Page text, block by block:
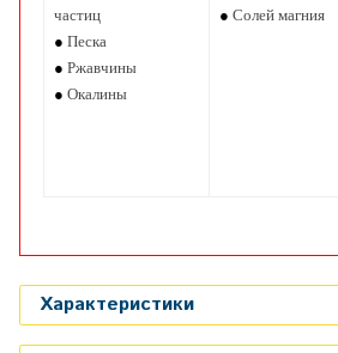
частиц
● Песка
● Ржавчины
● Окалины
● Солей магния
Характеристики